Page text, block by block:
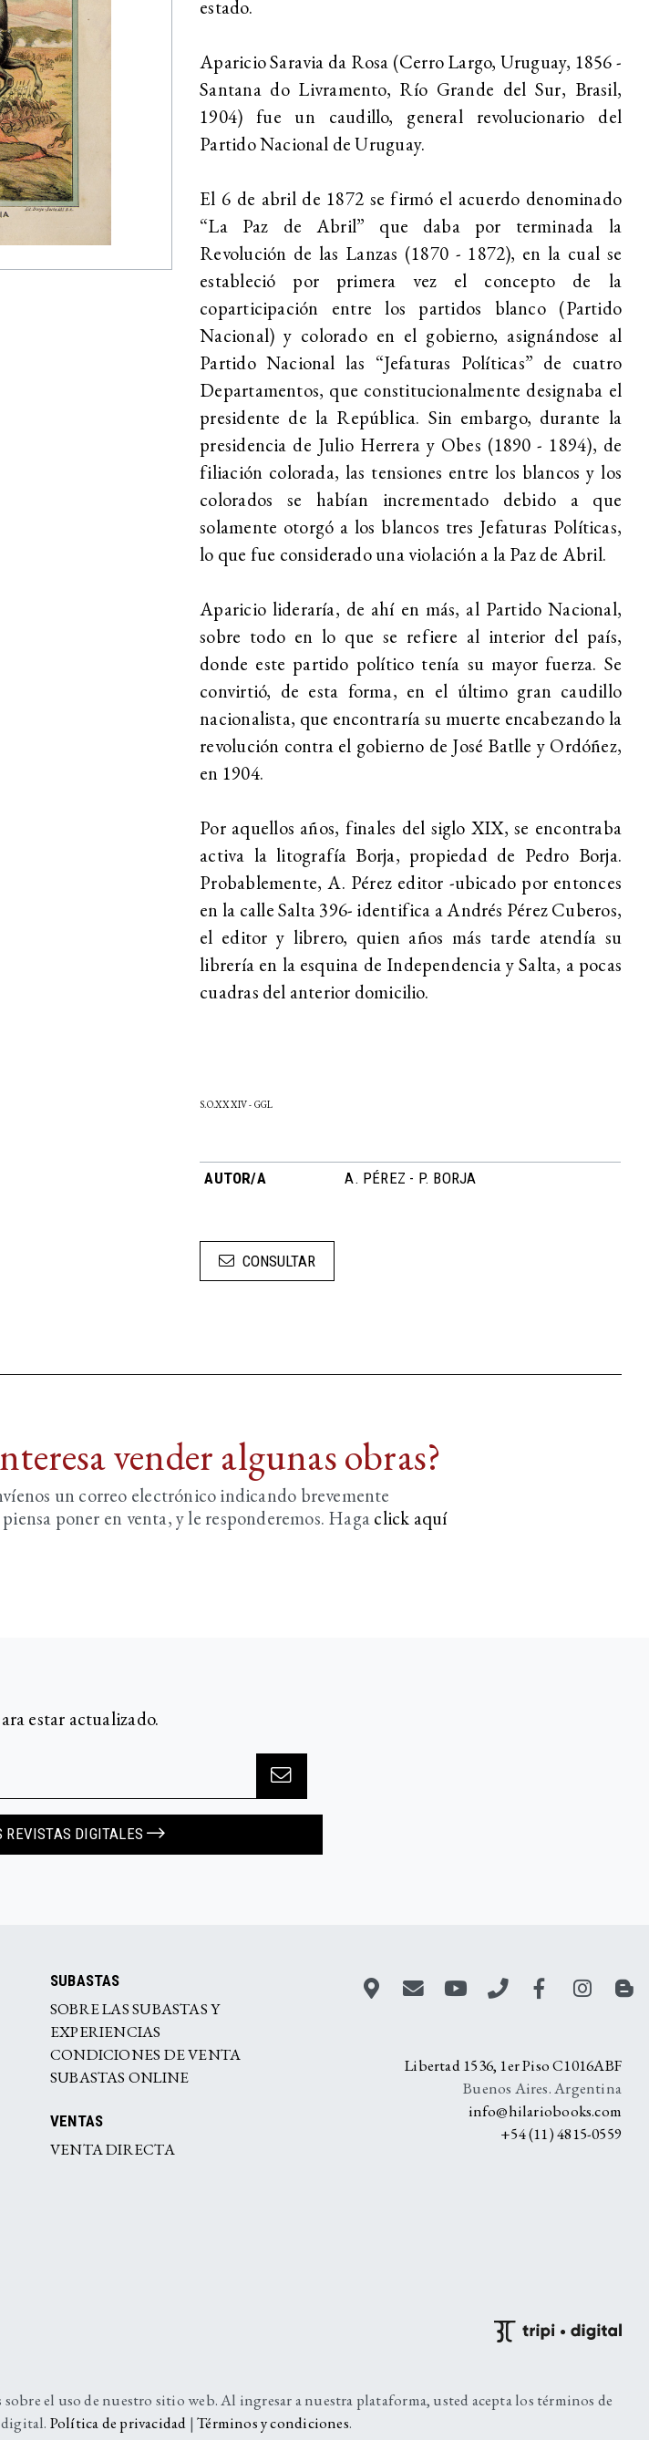
estado.
Aparicio Saravia da Rosa (Cerro Largo, Uruguay, 1856 -
Santana do Livramento, Río Grande del Sur, Brasil,
1904) fue un caudillo, general revolucionario del
Partido Nacional de Uruguay.
El 6 de abril de 1872 se firmó el acuerdo denominado
“La Paz de Abril” que daba por terminada la
Revolución de las Lanzas (1870 - 1872), en la cual se
estableció por primera vez el concepto de la
coparticipación entre los partidos blanco (Partido
Nacional) y colorado en el gobierno, asignándose al
Partido Nacional las “Jefaturas Políticas” de cuatro
Departamentos, que constitucionalmente designaba el
presidente de la República. Sin embargo, durante la
presidencia de Julio Herrera y Obes (1890 - 1894), de
filiación colorada, las tensiones entre los blancos y los
colorados se habían incrementado debido a que
solamente otorgó a los blancos tres Jefaturas Políticas,
lo que fue considerado una violación a la Paz de Abril.
Aparicio lideraría, de ahí en más, al Partido Nacional,
sobre todo en lo que se refiere al interior del país,
donde este partido político tenía su mayor fuerza. Se
convirtió, de esta forma, en el último gran caudillo
nacionalista, que encontraría su muerte encabezando la
revolución contra el gobierno de José Batlle y Ordóñez,
en 1904.
Por aquellos años, finales del siglo XIX, se encontraba
activa la litografía Borja, propiedad de Pedro Borja.
Probablemente, A. Pérez editor -ubicado por entonces
en la calle Salta 396- identifica a Andrés Pérez Cuberos,
el editor y librero, quien años más tarde atendía su
librería en la esquina de Independencia y Salta, a pocas
cuadras del anterior domicilio.
S.O.XXXIV - GGL
AUTOR/A A. PÉREZ - P. BORJA
CONSULTAR
vender algunas obras?
un correo electrónico indicando brevemente
poner en venta, y le responderemos. Hagaclick aquí­
estar actualizado.
REVISTAS DIGITALES
SUBASTAS
SOBRE LAS SUBASTAS Y
EXPERIENCIAS
CONDICIONES DE VENTA
SUBASTAS ONLINE
VENTAS
VENTA DIRECTA
Libertad 1536, 1er Piso C1016ABF
Buenos Aires. Argentina
info@hilariobooks.com
+54 (11) 4815-0559
el uso de nuestro sitio web. Al ingresar a nuestra plataforma, usted acepta los términos de
digital. Política de privacidad |Términos y condiciones.